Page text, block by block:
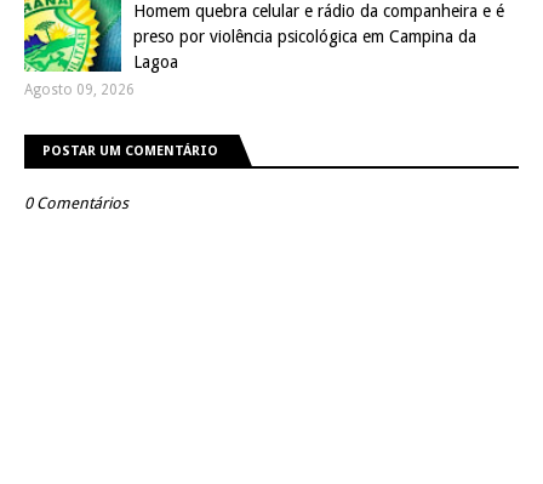
Homem quebra celular e rádio da companheira e é
preso por violência psicológica em Campina da
Lagoa
Agosto 09, 2026
POSTAR UM COMENTÁRIO
0 Comentários